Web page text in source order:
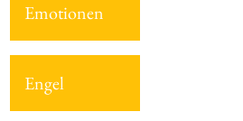
Emotionen
Engel